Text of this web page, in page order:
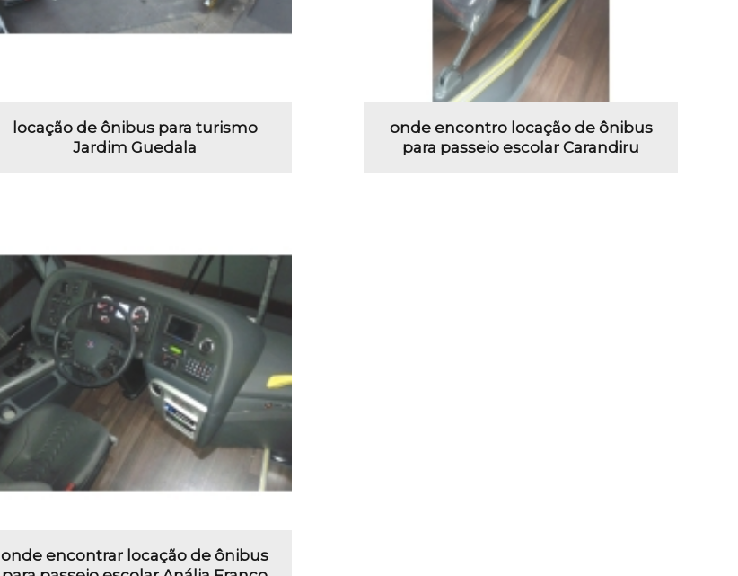
locação de ônibus para turismo
Jardim Guedala
onde encontro locação de ônibus
para passeio escolar Carandiru
onde encontrar locação de ônibus